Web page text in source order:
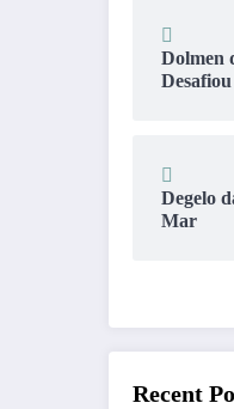
Dolmen
Degelo
Mar
Recent